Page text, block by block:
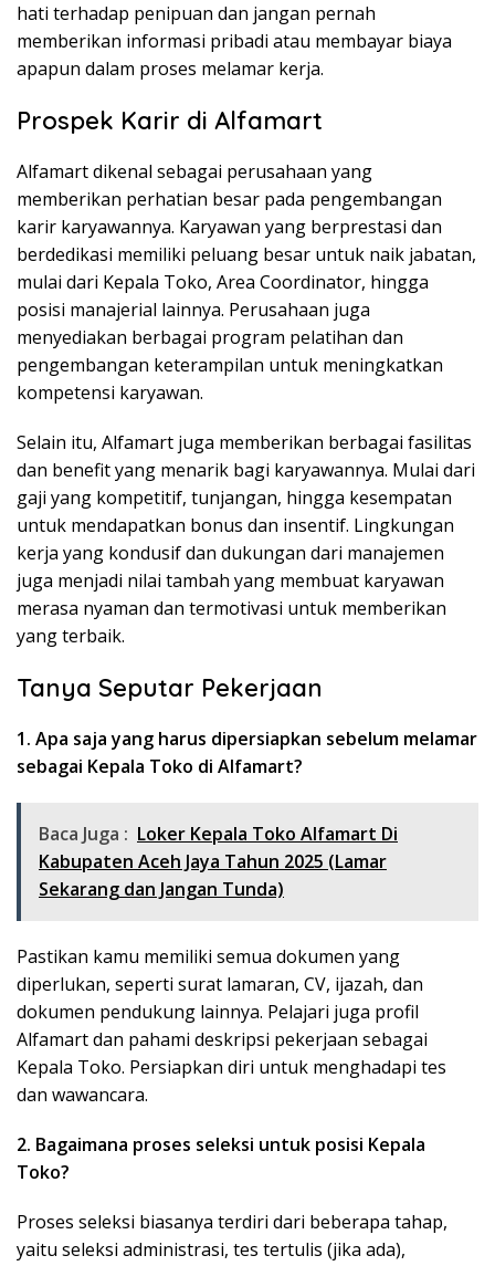
hati terhadap penipuan dan jangan pernah
memberikan informasi pribadi atau membayar biaya
apapun dalam proses melamar kerja.
Prospek Karir di Alfamart
Alfamart dikenal sebagai perusahaan yang
memberikan perhatian besar pada pengembangan
karir karyawannya. Karyawan yang berprestasi dan
berdedikasi memiliki peluang besar untuk naik jabatan,
mulai dari Kepala Toko, Area Coordinator, hingga
posisi manajerial lainnya. Perusahaan juga
menyediakan berbagai program pelatihan dan
pengembangan keterampilan untuk meningkatkan
kompetensi karyawan.
Selain itu, Alfamart juga memberikan berbagai fasilitas
dan benefit yang menarik bagi karyawannya. Mulai dari
gaji yang kompetitif, tunjangan, hingga kesempatan
untuk mendapatkan bonus dan insentif. Lingkungan
kerja yang kondusif dan dukungan dari manajemen
juga menjadi nilai tambah yang membuat karyawan
merasa nyaman dan termotivasi untuk memberikan
yang terbaik.
Tanya Seputar Pekerjaan
1. Apa saja yang harus dipersiapkan sebelum melamar
sebagai Kepala Toko di Alfamart?
Baca Juga : Loker Kepala Toko Alfamart Di
Kabupaten Aceh Jaya Tahun 2025 (Lamar
Sekarang dan Jangan Tunda)
Pastikan kamu memiliki semua dokumen yang
diperlukan, seperti surat lamaran, CV, ijazah, dan
dokumen pendukung lainnya. Pelajari juga profil
Alfamart dan pahami deskripsi pekerjaan sebagai
Kepala Toko. Persiapkan diri untuk menghadapi tes
dan wawancara.
2. Bagaimana proses seleksi untuk posisi Kepala
Toko?
Proses seleksi biasanya terdiri dari beberapa tahap,
yaitu seleksi administrasi, tes tertulis (jika ada),